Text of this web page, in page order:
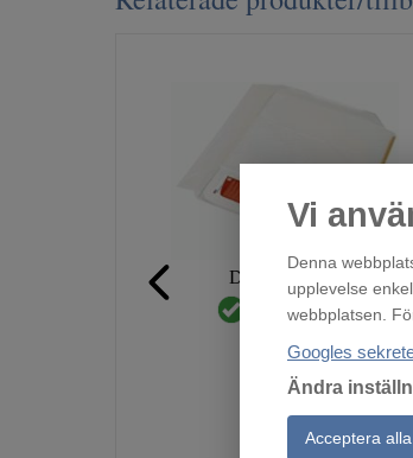
Vi
Denna
upplevelse
webbplatsen.
Googles
Ändra
Acceptera alla
Droppskydd60
Finns i lager!
219 :-